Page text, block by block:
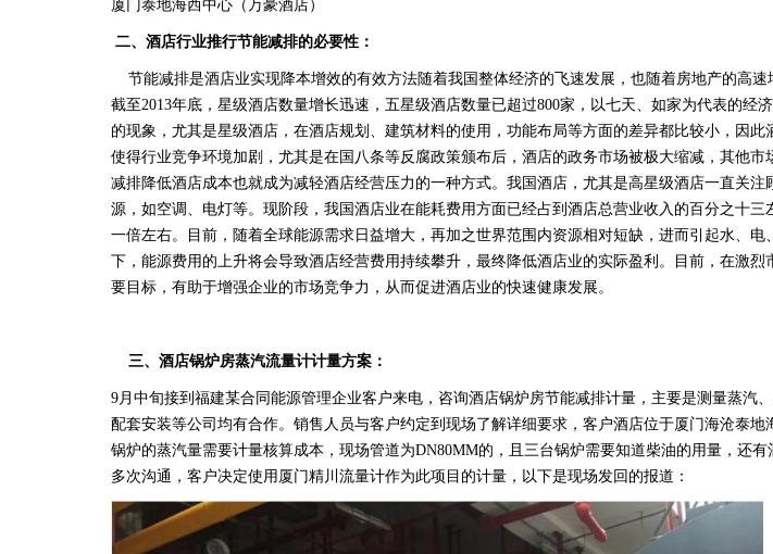
厦门泰地海西中心（万豪酒店）
二、酒店行业推行节能减排的必要性：
节能减排是酒店业实现降本增效的有效方法随着我国整体经济的飞速发展，也随着房地产的高
截至2013年底，星级酒店数量增长迅速，五星级酒店数量已超过800家，以七天、如家为代表的经
的现象，尤其是星级酒店，在酒店规划、建筑材料的使用，功能布局等方面的差异都比较小，因
使得行业竞争环境加剧，尤其是在国八条等反腐政策颁布后，酒店的政务市场被极大缩减，其他
减排降低酒店成本也就成为减轻酒店经营压力的一种方式。我国酒店，尤其是高星级酒店一直关
源，如空调、电灯等。现阶段，我国酒店业在能耗费用方面已经占到酒店总营业收入的百分之十
一倍左右。目前，随着全球能源需求日益增大，再加之世界范围内资源相对短缺，进而引起水、
下，能源费用的上升将会导致酒店经营费用持续攀升，最终降低酒店业的实际盈利。目前，在激
要目标，有助于增强企业的市场竞争力，从而促进酒店业的快速健康发展。
三、 酒店锅炉房蒸汽流量计计量方案：
9月中旬接到福建某合同能源管理企业客户来电，咨询酒店锅炉房节能减排计量，主要是测量蒸
配套安装等公司均有合作。销售人员与客户约定到现场了解详细要求，客户酒店位于厦门海沧泰
锅炉的蒸汽量需要计量核算成本，现场管道为DN80MM的，且三台锅炉需要知道柴油的用量，还
多次沟通，客户决定使用厦门精川流量计作为此项目的计量，以下是现场发回的报道：